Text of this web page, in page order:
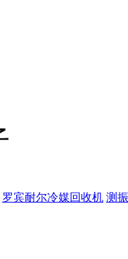
罗宾耐尔冷媒回收机 测